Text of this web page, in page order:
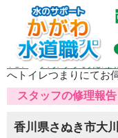
TOP>スタッフの修理
へトイレつまりにてお
スタッフの修理報告
香川県さぬき市大